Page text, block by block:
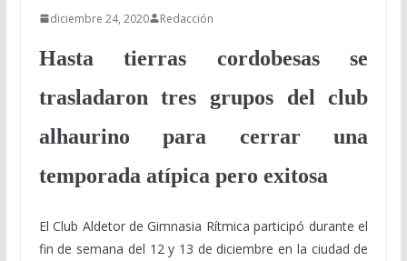
diciembre 24, 2020 Redacción
Hasta tierras cordobesas se
trasladaron tres grupos del club
alhaurino para cerrar una
temporada atípica pero exitosa
El Club Aldetor de Gimnasia Rítmica participó durante el
fin de semana del 12 y 13 de diciembre en la ciudad de